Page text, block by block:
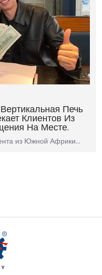
Печь
Клиентов Из
На Месте.
из Южной Африки…